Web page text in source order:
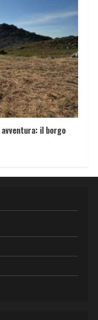
avventura: il borgo